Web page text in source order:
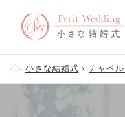
小さな結婚式 チャペ